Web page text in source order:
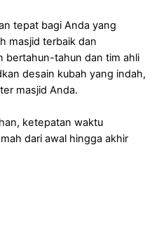
tepat bagi Anda yang
masjid terbaik dan
bertahun-tahun dan tim ahli
desain kubah yang indah,
masjid Anda.
ketepatan waktu
dari awal hingga akhir